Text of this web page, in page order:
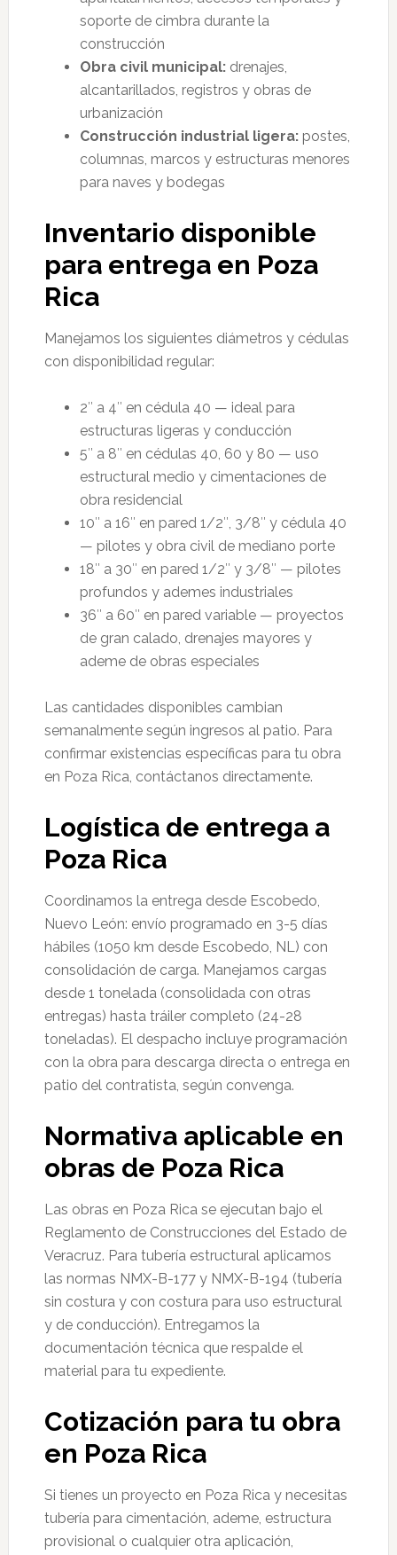
soporte de cimbra durante la
construcción
Obra civil municipal:drenajes,
alcantarillados, registros y obras de
urbanización
Construcción industrial ligera:postes,
columnas, marcos y estructuras menores
para naves y bodegas
Inventario disponible
para entrega en Poza
Rica
Manejamos los siguientes diámetros y cédulas
con disponibilidad regular:
2″ a 4″ en cédula 40 — ideal para
estructuras ligeras y conducción
5″ a 8″ en cédulas 40, 60 y 80 — uso
estructural medio y cimentaciones de
obra residencial
10″ a 16″ en pared 1/2″, 3/8″ y cédula 40
— pilotes y obra civil de mediano porte
18″ a 30″ en pared 1/2″ y 3/8″ — pilotes
profundos y ademes industriales
36″ a 60″ en pared variable — proyectos
de gran calado, drenajes mayores y
ademe de obras especiales
Las cantidades disponibles cambian
semanalmente según ingresos al patio. Para
confirmar existencias específicas para tu obra
en Poza Rica, contáctanos directamente.
Logística de entrega a
Poza Rica
Coordinamos la entrega desde Escobedo,
Nuevo León: envío programado en 3-5 días
hábiles (1050 km desde Escobedo, NL) con
consolidación de carga. Manejamos cargas
desde 1 tonelada (consolidada con otras
entregas) hasta tráiler completo (24-28
toneladas). El despacho incluye programación
con la obra para descarga directa o entrega en
patio del contratista, según convenga.
Normativa aplicable en
obras de Poza Rica
Las obras en Poza Rica se ejecutan bajo el
Reglamento de Construcciones del Estado de
Veracruz. Para tubería estructural aplicamos
las normas NMX-B-177 y NMX-B-194 (tubería
sin costura y con costura para uso estructural
y de conducción). Entregamos la
documentación técnica que respalde el
material para tu expediente.
Cotización para tu obra
en Poza Rica
Si tienes un proyecto en Poza Rica y necesitas
tubería para cimentación, ademe, estructura
provisional o cualquier otra aplicación,